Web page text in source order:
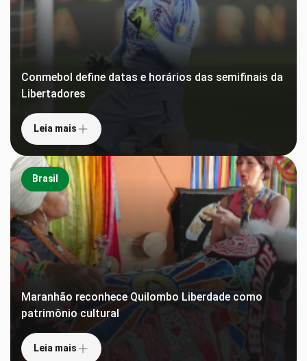
Conmebol define datas e horários das semifinais da
Libertadores
Leia mais
Brasil
Maranhão reconhece Quilombo Liberdade como
patrimônio cultural
Leia mais